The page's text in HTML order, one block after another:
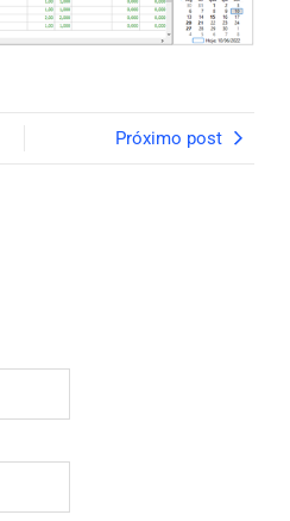
Próximo post